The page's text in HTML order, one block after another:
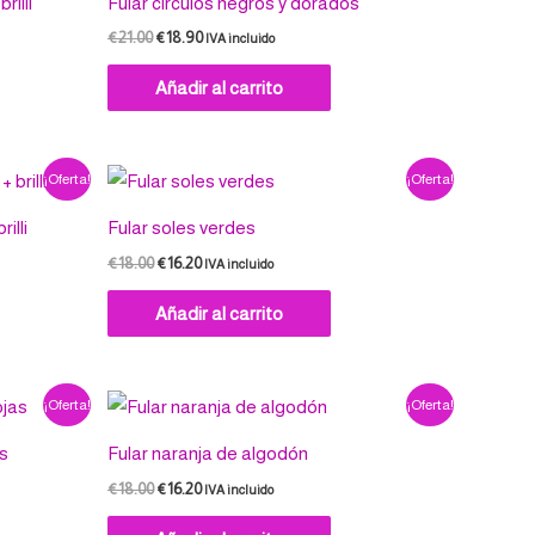
€21.00
era:
€21.00.
€18.90
es:
€18.90.
IVA incluido
Añadir al carrito
¡Oferta! ¡Oferta!
Fular soles verdes
€18.00
El
era:
€18.00.
€16.20
El
es:
€16.20.
IVA incluido
Añadir al carrito
¡Oferta! ¡Oferta!
Fular naranja de algodón
€18.00
El
era:
€18.00.
€16.20
El
precio
es:
€16.20.
IVA incluido